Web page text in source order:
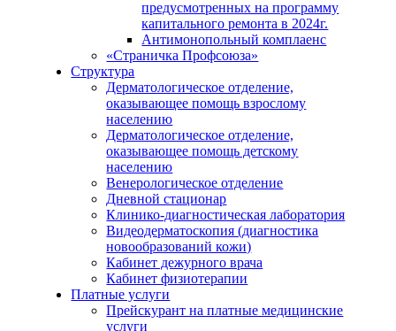
предусмотренных на программу
капитального ремонта в 2024г.
Антимонопольный комплаенс
«Страничка Профсоюза»
Структура
Дерматологическое отделение,
оказывающее помощь взрослому
населению
Дерматологическое отделение,
оказывающее помощь детскому
населению
Венерологическое отделение
Дневной стационар
Клинико-диагностическая лаборатория
Видеодерматоскопия (диагностика
новообразований кожи)
Кабинет дежурного врача
Кабинет физиотерапии
Платные услуги
Прейскурант на платные медицинские
услуги